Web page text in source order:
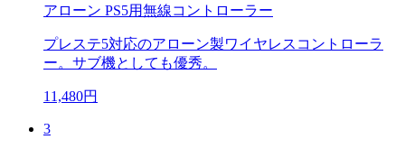
アローン PS5用無線コントローラー
プレステ5対応のアローン製ワイヤレスコントローラ
ー。サブ機としても優秀。
11,480円
3